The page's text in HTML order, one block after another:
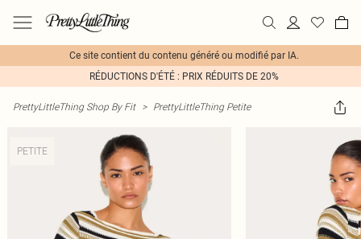
Ce site contient du contenu généré ou modifié par IA.
RÉDUCTIONS D'ÉTÉ : PRIX RÉDUITS DE 20%
PrettyLittleThing Shop By Fit > PrettyLittleThing Petite
PETITE